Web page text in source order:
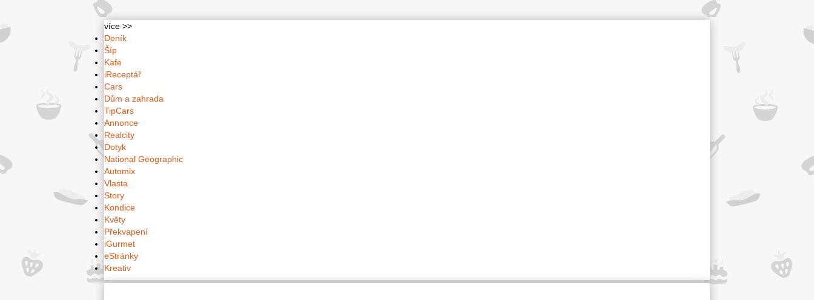
více >>
Deník
Šíp
Kafe
iReceptář
Cars
Dům a zahrada
TipCars
Annonce
Realcity
Dotyk
National Geographic
Automix
Vlasta
Story
Kondice
Květy
Překvapení
iGurmet
eStránky
Kreativ